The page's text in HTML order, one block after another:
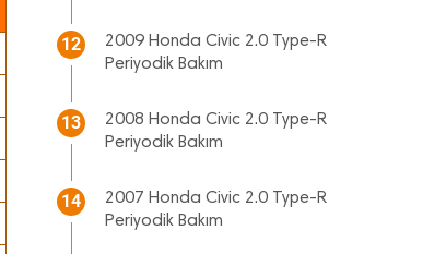
12
2009 Honda Civic 2.0 Type-R
Periyodik Bakım
13
2008 Honda Civic 2.0 Type-R
Periyodik Bakım
14
2007 Honda Civic 2.0 Type-R
Periyodik Bakım